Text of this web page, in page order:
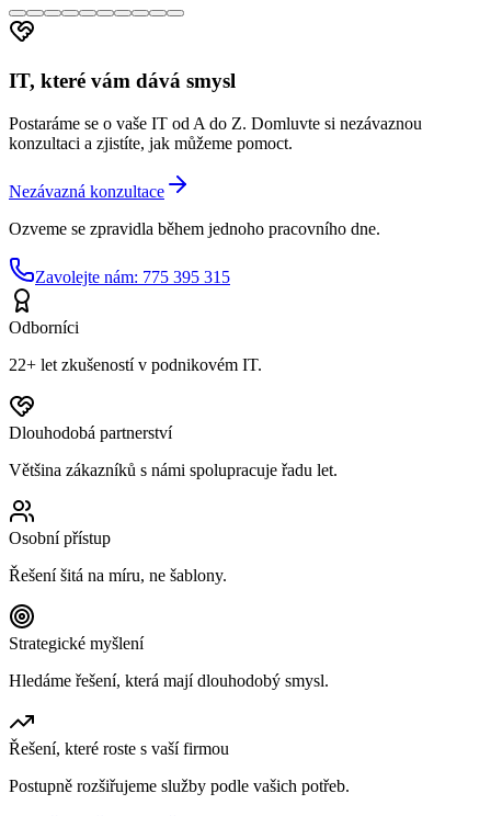
IT, které vám dává smysl
Postaráme se o vaše IT od A do Z. Domluvte si nezávaznou
konzultaci a zjistíte, jak můžeme pomoct.
Nezávazná konzultace
Ozveme se zpravidla během jednoho pracovního dne.
Zavolejte nám: 775 395 315
Odborníci
22+ let zkušeností v podnikovém IT.
Dlouhodobá partnerství
Většina zákazníků s námi spolupracuje řadu let.
Osobní přístup
Řešení šitá na míru, ne šablony.
Strategické myšlení
Hledáme řešení, která mají dlouhodobý smysl.
Řešení, které roste s vaší firmou
Postupně rozšiřujeme služby podle vašich potřeb.